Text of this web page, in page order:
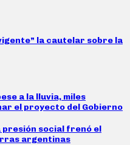
la cautelar sobre la
a la lluvia, miles
el proyecto del Gobierno
social frenó el
argentinas